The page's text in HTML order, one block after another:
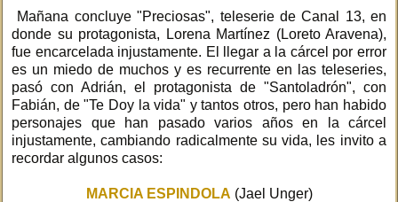
Mañana concluye "Preciosas", teleserie de Canal 13, en
donde su protagonista, Lorena Martínez (Loreto Aravena),
fue encarcelada injustamente. El llegar a la cárcel por error
es un miedo de muchos y es recurrente en las teleseries,
pasó con Adrián, el protagonista de "Santoladrón", con
Fabián, de "Te Doy la vida" y tantos otros, pero han habido
personajes que han pasado varios años en la cárcel
injustamente, cambiando radicalmente su vida, les invito a
recordar algunos casos:
MARCIA ESPINDOLA (Jael Unger)